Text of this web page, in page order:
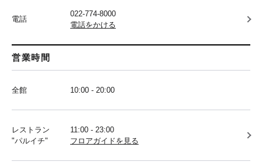
電話
022-774-8000
電話をかける
営業時間
全館 10:00 - 20:00
レストラン
"パルイチ"
11:00 - 23:00
フロアガイドを見る